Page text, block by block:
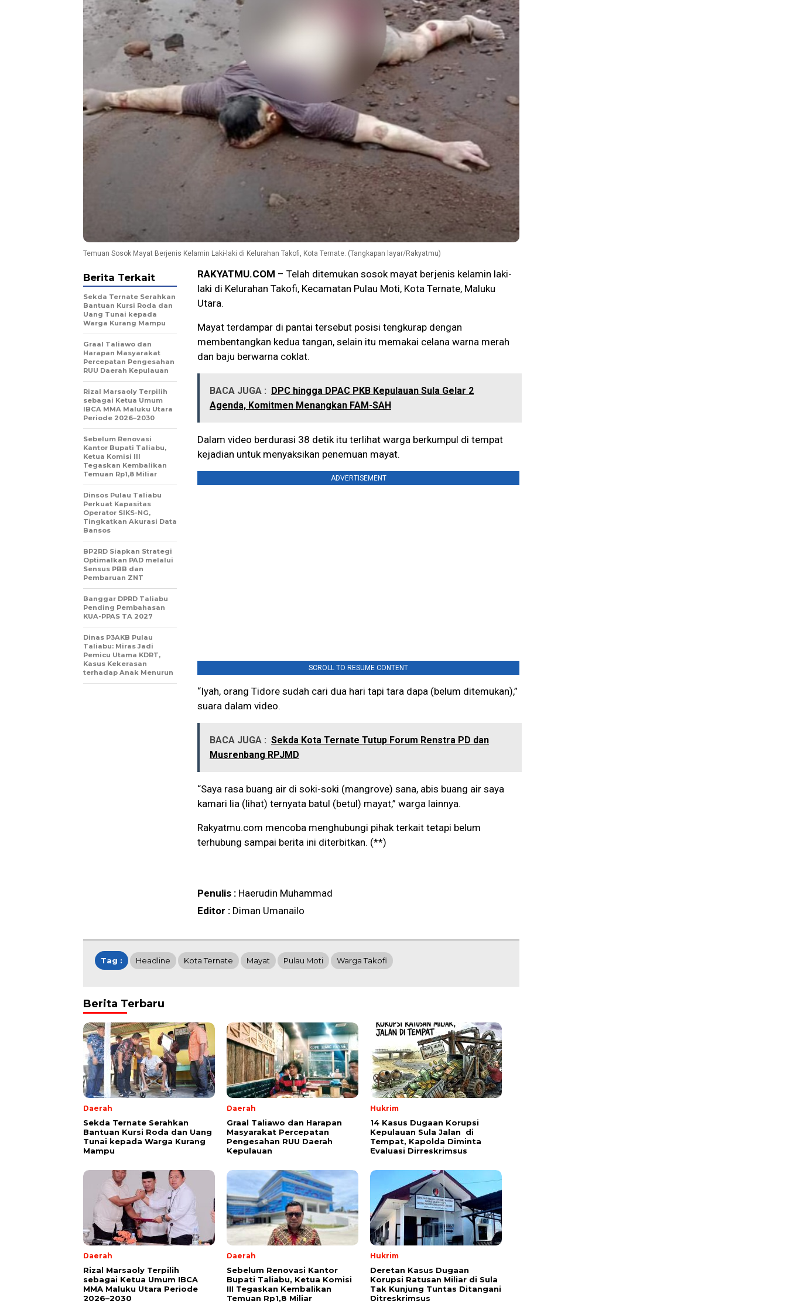
Temuan Sosok Mayat Berjenis Kelamin Laki-laki di Kelurahan Takofi, Kota Ternate. (Tangkapan layar/Rakyatmu)
RAKYATMU.COM – Telah ditemukan sosok mayat berjenis kelamin laki-
laki di Kelurahan Takofi, Kecamatan Pulau Moti, Kota Ternate, Maluku
Utara.
Mayat terdampar di pantai tersebut posisi tengkurap dengan
membentangkan kedua tangan, selain itu memakai celana warna merah
dan baju berwarna coklat.
BACA JUGA : DPC hingga DPAC PKB Kepulauan Sula Gelar 2
Agenda, Komitmen Menangkan FAM-SAH
Dalam video berdurasi 38 detik itu terlihat warga berkumpul di tempat
kejadian untuk menyaksikan penemuan mayat.
ADVERTISEMENT
SCROLL TO RESUME CONTENT
“Iyah, orang Tidore sudah cari dua hari tapi tara dapa (belum ditemukan),”
suara dalam video.
BACA JUGA : Sekda Kota Ternate Tutup Forum Renstra PD dan
Musrenbang RPJMD
“Saya rasa buang air di soki-soki (mangrove) sana, abis buang air saya
kamari lia (lihat) ternyata batul (betul) mayat,” warga lainnya.
Rakyatmu.com mencoba menghubungi pihak terkait tetapi belum
terhubung sampai berita ini diterbitkan. (**)
Penulis : Haerudin Muhammad
Editor : Diman Umanailo
Berita Terkait
Sekda Ternate Serahkan
Bantuan Kursi Roda dan
Uang Tunai kepada
Warga Kurang Mampu
Graal Taliawo dan
Harapan Masyarakat
Percepatan Pengesahan
RUU Daerah Kepulauan
Rizal Marsaoly Terpilih
sebagai Ketua Umum
IBCA MMA Maluku Utara
Periode 2026–2030
Sebelum Renovasi
Kantor Bupati Taliabu,
Ketua Komisi III
Tegaskan Kembalikan
Temuan Rp1,8 Miliar
Dinsos Pulau Taliabu
Perkuat Kapasitas
Operator SIKS-NG,
Tingkatkan Akurasi Data
Bansos
BP2RD Siapkan Strategi
Optimalkan PAD melalui
Sensus PBB dan
Pembaruan ZNT
Banggar DPRD Taliabu
Pending Pembahasan
KUA-PPAS TA 2027
Dinas P3AKB Pulau
Taliabu: Miras Jadi
Pemicu Utama KDRT,
Kasus Kekerasan
terhadap Anak Menurun
Tag : Headline Kota Ternate Mayat Pulau Moti Warga Takofi
Berita Terbaru
Daerah
Sekda Ternate Serahkan
Bantuan Kursi Roda dan Uang
Tunai kepada Warga Kurang
Mampu
Daerah
Graal Taliawo dan Harapan
Masyarakat Percepatan
Pengesahan RUU Daerah
Kepulauan
Hukrim
14 Kasus Dugaan Korupsi
Kepulauan Sula Jalan di
Tempat, Kapolda Diminta
Evaluasi Dirreskrimsus
Daerah
Rizal Marsaoly Terpilih
sebagai Ketua Umum IBCA
MMA Maluku Utara Periode
2026–2030
Daerah
Sebelum Renovasi Kantor
Bupati Taliabu, Ketua Komisi
III Tegaskan Kembalikan
Temuan Rp1,8 Miliar
Hukrim
Deretan Kasus Dugaan
Korupsi Ratusan Miliar di Sula
Tak Kunjung Tuntas Ditangani
Ditreskrimsus